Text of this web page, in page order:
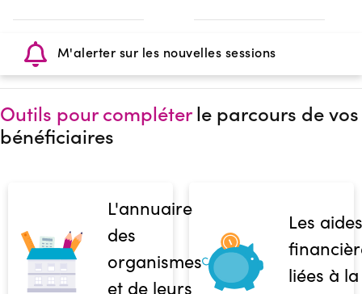
M'alerter sur les nouvelles sessions
Outils pour compléterle parcours de vos
bénéficiaires
L'annuaire
des
organismes
et de leurs
Les aides
liées à la